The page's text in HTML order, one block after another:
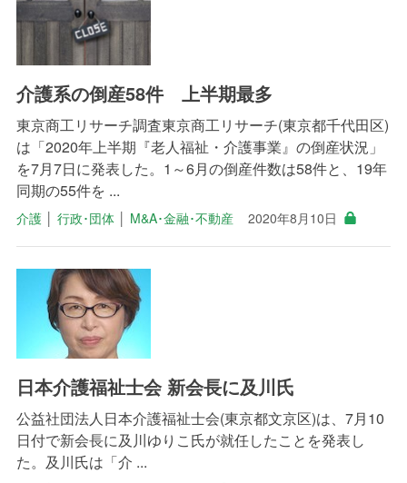
介護系の倒産58件 上半期最多
東京商工リサーチ調査東京商工リサーチ(東京都千代田区)
は「2020年上半期『老人福祉・介護事業』の倒産状況」
を7月7日に発表した。1～6月の倒産件数は58件と、19年
同期の55件を ...
介護│ 行政･団体│ M&A･金融･不動産 2020年8月10日
日本介護福祉士会 新会長に及川氏
公益社団法人日本介護福祉士会(東京都文京区)は、7月10
日付で新会長に及川ゆりこ氏が就任したことを発表し
た。及川氏は「介 ...